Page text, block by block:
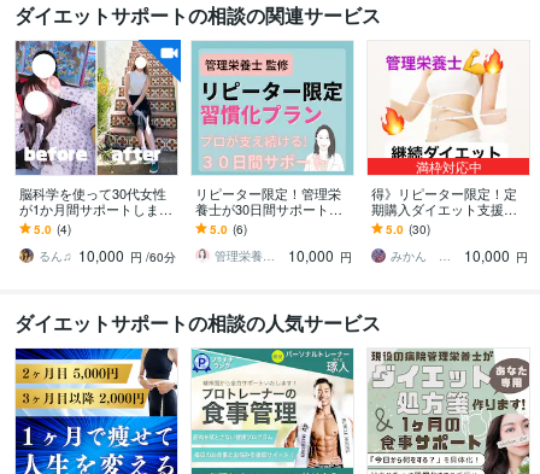
ダイエットサポートの相談の関連サービス
脳科学を使って30代女性
が1か月間サポートします
何をやっても痩せなかっ
た元ダイエッターが心理
面からもサポート
5.0 (4)
るん♫ 10,000 円 /60分
リピーター限定！管理栄
養士が30日間サポートし
ます ​✦やせてキレイに、
食事がもっと楽しくなる
習慣をあなたに​✦
5.0 (6)
管理栄養士 さとうきび
10,000 円
満枠対応中
得》リピーター限定！定
期購入ダイエット支援し
ます ２ヶ月目以降よりお
得にダイエット継続プラ
ン！よりお得に！
5.0 (30)
みかん ✳︎管理栄養士✳︎
10,000 円
ダイエットサポートの相談の人気サービス